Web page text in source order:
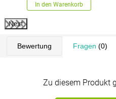
In den Warenkorb
Next
Bewertung Fragen (0)
Zu diesem Produkt